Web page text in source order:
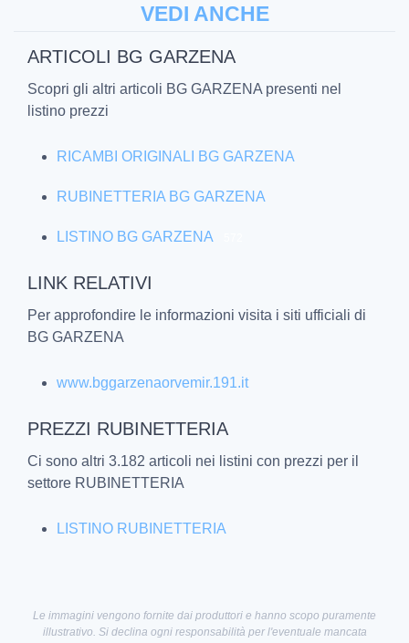
VEDI ANCHE
ARTICOLI BG GARZENA
Scopri gli altri articoli BG GARZENA presenti nel
listino prezzi
RICAMBI ORIGINALI BG GARZENA
RUBINETTERIA BG GARZENA
LISTINO BG GARZENA
LINK RELATIVI
Per approfondire le informazioni visita i siti ufficiali di
BG GARZENA
www.bggarzenaorvemir.191.it
PREZZI RUBINETTERIA
Ci sono altri 3.182 articoli nei listini con prezzi per il
settore RUBINETTERIA
LISTINO RUBINETTERIA
Le immagini vengono fornite dai produttori e hanno scopo puramente
illustrativo. Si declina ogni responsabilità per l'eventuale mancata